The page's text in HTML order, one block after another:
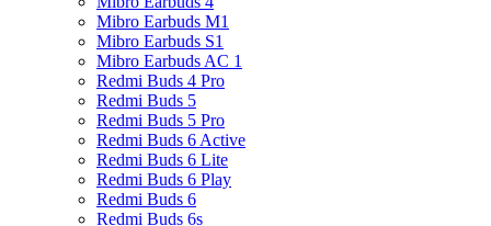
Mibro Earbuds M1
Mibro Earbuds S1
Mibro Earbuds AC 1
Redmi Buds 4 Pro
Redmi Buds 5
Redmi Buds 5 Pro
Redmi Buds 6 Active
Redmi Buds 6 Lite
Redmi Buds 6 Play
Redmi Buds 6
Redmi Buds 6s